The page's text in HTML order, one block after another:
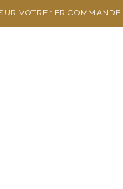
VOTRE 1ER